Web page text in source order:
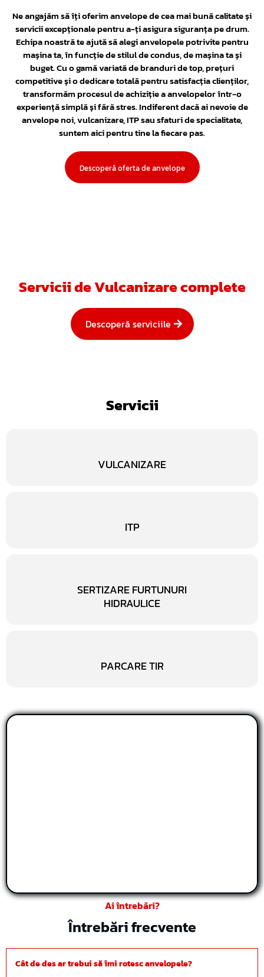
Ne angajăm să îți oferim anvelope de cea mai bună calitate și
servicii excepționale pentru a-ți asigura siguranța pe drum.
Echipa noastră te ajută să alegi anvelopele potrivite pentru
mașina ta, în funcție de stilul de condus, de mașina ta și
buget. Cu o gamă variată de branduri de top, prețuri
competitive și o dedicare totală pentru satisfacția clienților,
transformăm procesul de achiziție a anvelopelor într-o
experiență simplă și fără stres. Indiferent dacă ai nevoie de
anvelope noi, vulcanizare, ITP sau sfaturi de specialitate,
suntem aici pentru tine la fiecare pas.
Descoperă oferta de anvelope
Servicii de Vulcanizare complete
Descoperă serviciile
Servicii
VULCANIZARE
ITP
SERTIZARE FURTUNURI
HIDRAULICE
PARCARE TIR
Ai întrebări?
Întrebări frecvente
Cât de des ar trebui să îmi rotesc anvelopele?